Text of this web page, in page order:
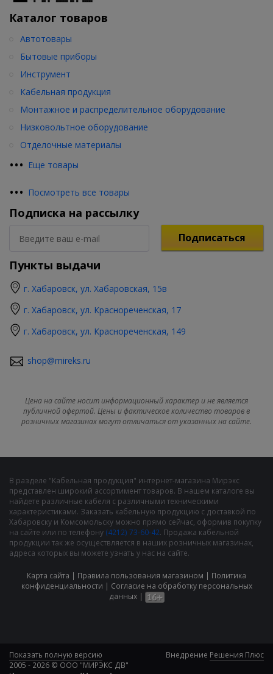
Каталог товаров
••• Еще товары
Автотовары
Бытовые приборы
Инструмент
Кабельная продукция
Монтажное и распределительное оборудование
Низковольтное оборудование
Отделочные материалы
••• Посмотреть все товары
Подписка на рассылку
Подписаться
Пункты выдачи
г. Хабаровск, ул. Хабаровская, 15в
г. Хабаровск, ул. Краснореченская, 17
г. Хабаровск, ул. Краснореченская, 149
shop@mireks.ru
Цена на сайте носит информационный характер и не является
публичной офертой. Цены и фактическое количество товаров в
розничных магазинах могут отличаться от указанных на сайте.
В разделе "Кабельная продукция" интернет-магазина Мирэкс
представлен широкий ассортимент товаров. В нашем каталоге вы
найдете различные кабеля с различными техническими
характеристиками. Заказать кабельную продукцию с доставкой по
Хабаровску и Комсомольску можно прямо сейчас, оформив покупку
на сайте или по телефону (4212) 73-60-42. Продажа кабельной
продукции так же осуществляется в наших розничных магазинах,
адреса которых вы можете узнать у нас на сайте.
Карта сайта | Правила пользования магазином | Политика
конфиденциальности | Cогласие на обработку персональных
данных|
Показать полную версию
2005 - 2026 © ООО "МИРЭКС ДВ"
Внедрение Решения Плюс